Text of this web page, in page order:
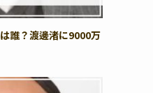
誰？渡邊渚に9000万